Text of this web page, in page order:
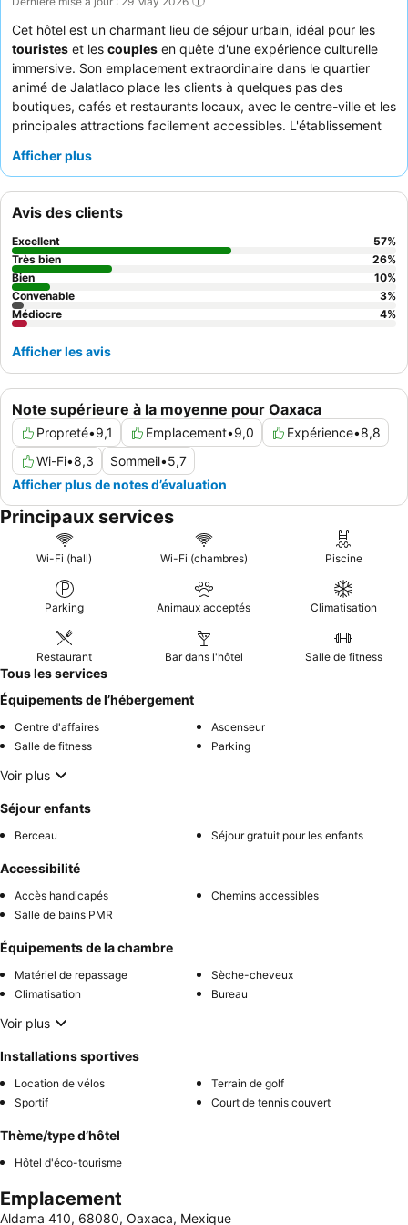
Cet hôtel est un charmant lieu de séjour urbain, idéal pour les
touristes et les couples en quête d'une expérience culturelle
immersive. Son emplacement extraordinaire dans le quartier
animé de Jalatlaco place les clients à quelques pas des
boutiques, cafés et restaurants locaux, avec le centre-ville et les
principales attractions facilement accessibles. L'établissement
tranquille proposant des soins de première classe. Les clients
que le
petit-déjeuner buffet
quesadillas et des omelettes préparées à la demande. Pour un
séjour plus calme, pensez à demander une chambre donnant
sur le jardin.
Afficher plus
Note supérieure à la moyenne pour Oaxaca
Propreté•9,1 Emplacement•9,0 Expérience•8,8
Wi-Fi•8,3 Sommeil•5,7
Afficher plus de notes d’évaluation
Avis des clients
Excellent 57%
Très bien
26%
Bien
10%
Convenable
3%
Médiocre
4%
Afficher les avis
Principaux services
Wi-Fi (hall) Wi-Fi (chambres) Piscine
Parking Animaux acceptés Climatisation
Restaurant Bar dans l'hôtel Salle de fitness
Tous les services
Équipements de l’hébergement
Centre d'affaires
Ascenseur
Salle de fitness
Parking
Voir plus
Séjour enfants
Berceau Séjour gratuit pour les enfants
Accessibilité
Accès handicapés
Chemins accessibles
Salle de bains PMR
Équipements de la chambre
Matériel de repassage
Sèche-cheveux
Climatisation
Bureau
Voir plus
Installations sportives
Location de vélos
Terrain de golf
Sportif
Court de tennis couvert
Thème/type d’hôtel
Hôtel d'éco-tourisme
Emplacement
Aldama 410, 68080, Oaxaca, Mexique